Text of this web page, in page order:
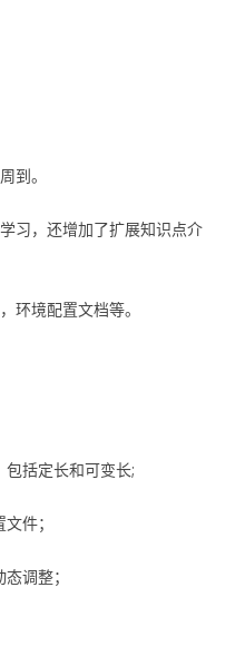
到。
习，还增加了扩展知识点介
环境配置文档等。
括定长和可变长;
件；
调整；